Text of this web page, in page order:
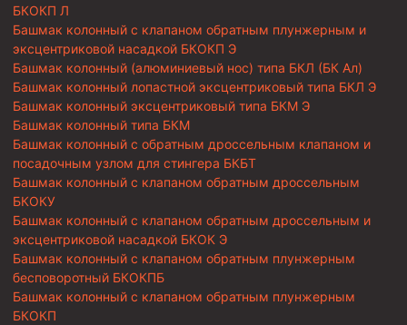
БКОКП Л
Башмак колонный с клапаном обратным плунжерным и
эксцентриковой насадкой БКОКП Э
Башмак колонный (алюминиевый нос) типа БКЛ (БК Ал)
Башмак колонный лопастной эксцентриковый типа БКЛ Э
Башмак колонный эксцентриковый типа БКМ Э
Башмак колонный типа БКМ
Башмак колонный с обратным дроссельным клапаном и
посадочным узлом для стингера БКБТ
Башмак колонный с клапаном обратным дроссельным
БКОКУ
Башмак колонный с клапаном обратным дроссельным и
эксцентриковой насадкой БКОК Э
Башмак колонный с клапаном обратным плунжерным
бесповоротный БКОКПБ
Башмак колонный с клапаном обратным плунжерным
БКОКП